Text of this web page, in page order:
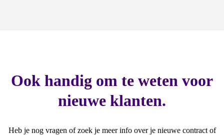
Ook handig om te weten voor
nieuwe klanten.
Heb je nog vragen of zoek je meer info over je nieuwe contract of